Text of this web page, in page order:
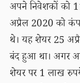
अपने निवेशकों को
अप्रैल 2020 को
थे। यह शेयर 25
बंद हुआ था। अगर
शेयर पर 1 लाख